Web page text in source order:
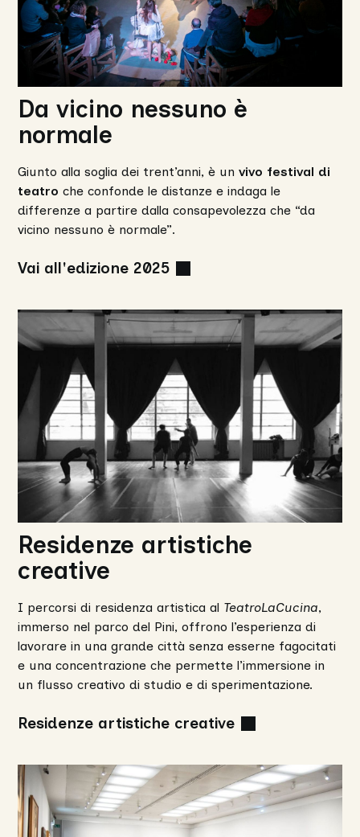
Da vicino nessuno è
normale
Giunto alla soglia dei trent’anni, è unvivo festival di
teatro che confonde le distanze e indaga le
differenze a partire dalla consapevolezza che “da
vicino nessuno è normale”.
Vai all'edizione 2025
Residenze artistiche
creative
I percorsi di residenza artistica al TeatroLaCucina,
immerso nel parco del Pini, offrono l’esperienza di
lavorare in una grande città senza esserne fagocitati
e una concentrazione che permette l’immersione in
un flusso creativo di studio e di sperimentazione.
Residenze artistiche creative